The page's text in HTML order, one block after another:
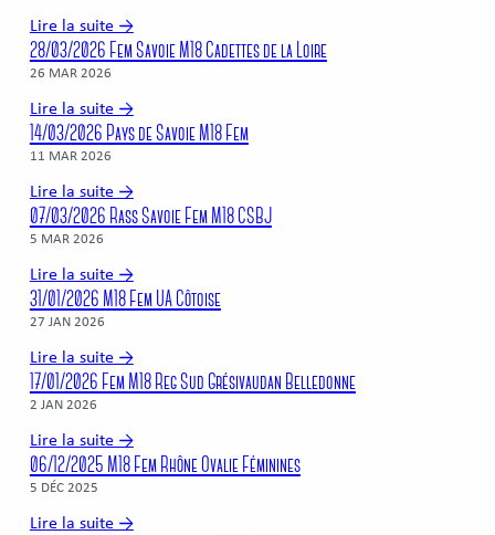
Lire la suite →
28/03/2026 Fem Savoie M18 Cadettes de la Loire
26 MAR 2026
Lire la suite →
14/03/2026 Pays de Savoie M18 Fem
11 MAR 2026
Lire la suite →
07/03/2026 Rass Savoie Fem M18 CSBJ
5 MAR 2026
Lire la suite →
31/01/2026 M18 Fem UA Côtoise
27 JAN 2026
Lire la suite →
17/01/2026 Fem M18 Reg Sud Grésivaudan Belledonne
2 JAN 2026
Lire la suite →
06/12/2025 M18 Fem Rhône Ovalie Féminines
5 DÉC 2025
Lire la suite →